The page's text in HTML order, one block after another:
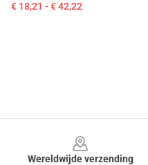
€ 18,21 - € 42,22
Wereldwijde verzending